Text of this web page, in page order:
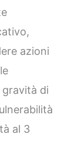
azioni
di
al 3